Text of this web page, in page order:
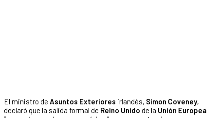
El ministro de Asuntos Exteriores irlandés, Simon Coveney,
declaró que la salida formal de Reino Unido de la Unión Europea